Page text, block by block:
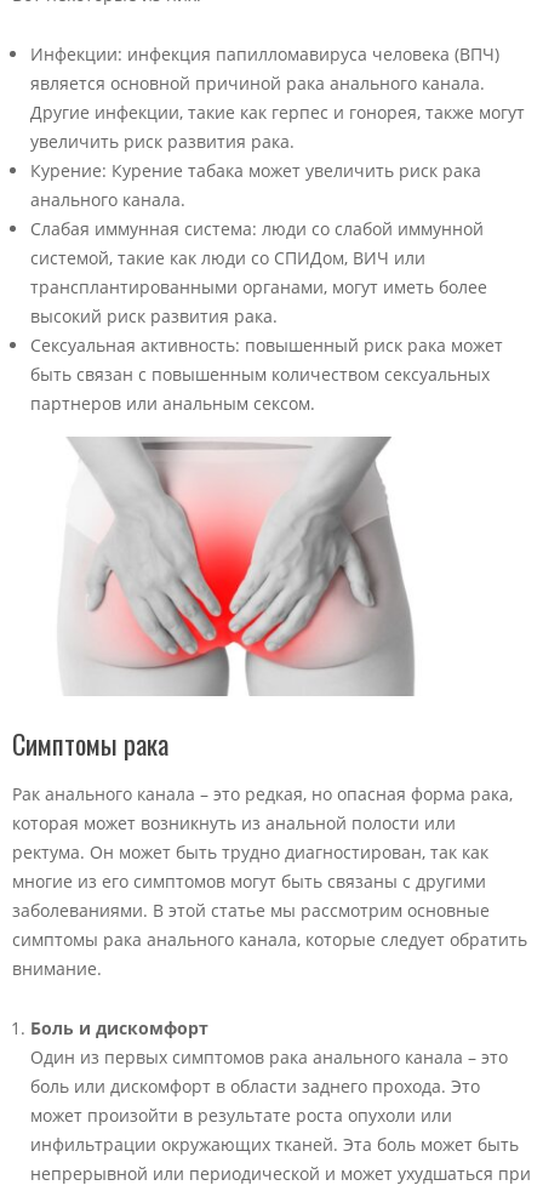
Инфекции: инфекция папилломавируса человека (ВПЧ)
является основной причиной рака анального канала.
Другие инфекции, такие как герпес и гонорея, также могут
увеличить риск развития рака.
Курение: Курение табака может увеличить риск рака
анального канала.
Слабая иммунная система: люди со слабой иммунной
системой, такие как люди со СПИДом, ВИЧ или
трансплантированными органами, могут иметь более
высокий риск развития рака.
Сексуальная активность: повышенный риск рака может
быть связан с повышенным количеством сексуальных
партнеров или анальным сексом.
Симптомы рака
Рак анального канала – это редкая, но опасная форма рака,
которая может возникнуть из анальной полости или
ректума. Он может быть трудно диагностирован, так как
многие из его симптомов могут быть связаны с другими
заболеваниями. В этой статье мы рассмотрим основные
симптомы рака анального канала, которые следует обратить
внимание.
Боль и дискомфорт
Один из первых симптомов рака анального канала – это
боль или дискомфорт в области заднего прохода. Это
может произойти в результате роста опухоли или
инфильтрации окружающих тканей. Эта боль может быть
непрерывной или периодической и может ухудшаться при